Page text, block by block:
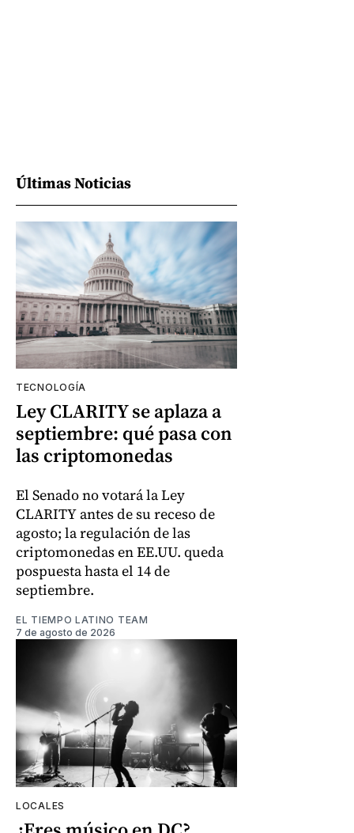
Últimas Noticias
TECNOLOGÍA
Ley CLARITY se aplaza a
septiembre: qué pasa con
las criptomonedas
El Senado no votará la Ley
CLARITY antes de su receso de
agosto; la regulación de las
criptomonedas en EE.UU. queda
pospuesta hasta el 14 de
septiembre.
EL TIEMPO LATINO TEAM
7 de agosto de 2026
LOCALES